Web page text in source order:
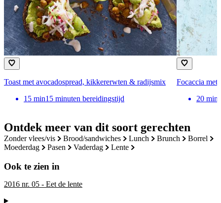
Ontdek meer van dit soort gerechten
zonder vlees/vis brood/sandwiches lunch brunch
borrel
moederdag
pasen vaderdag lente
Ook te zien in
2016 nr. 05 - Eet de lente
Toast met avocadospread, kikkererwten & radijsmix
15 min15 minuten bereidingstijd
Focaccia met
20 min